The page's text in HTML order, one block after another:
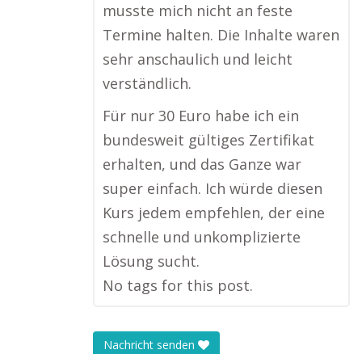
musste mich nicht an feste
Termine halten. Die Inhalte waren
sehr anschaulich und leicht
verständlich.
Für nur 30 Euro habe ich ein
bundesweit gültiges Zertifikat
erhalten, und das Ganze war
super einfach. Ich würde diesen
Kurs jedem empfehlen, der eine
schnelle und unkomplizierte
Lösung sucht.
No tags for this post.
Nachricht senden